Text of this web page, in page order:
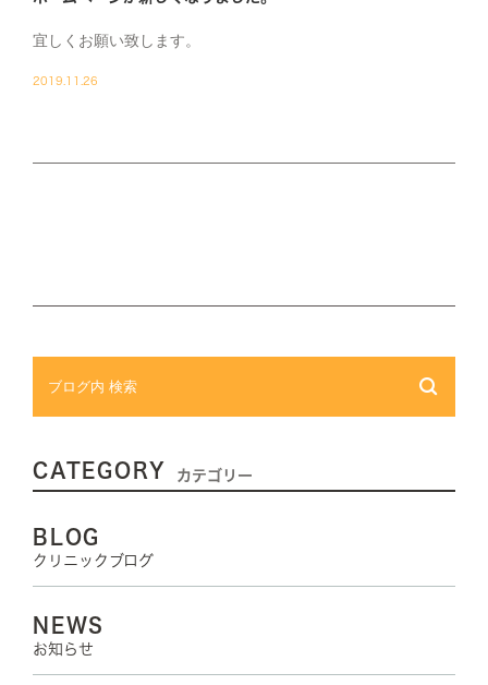
宜しくお願い致します。
2019.11.26
CATEGORY カテゴリー
BLOG
クリニックブログ
NEWS
お知らせ